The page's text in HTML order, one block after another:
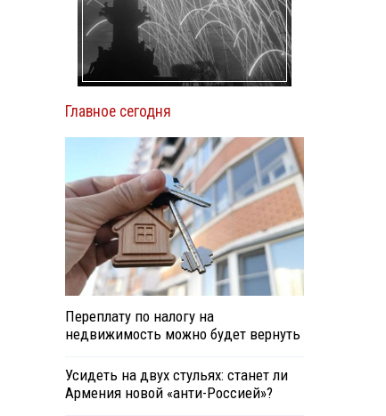
Главное сегодня
Переплату по налогу на
недвижимость можно будет вернуть
Усидеть на двух стульях: станет ли
Армения новой «анти-Россией»?